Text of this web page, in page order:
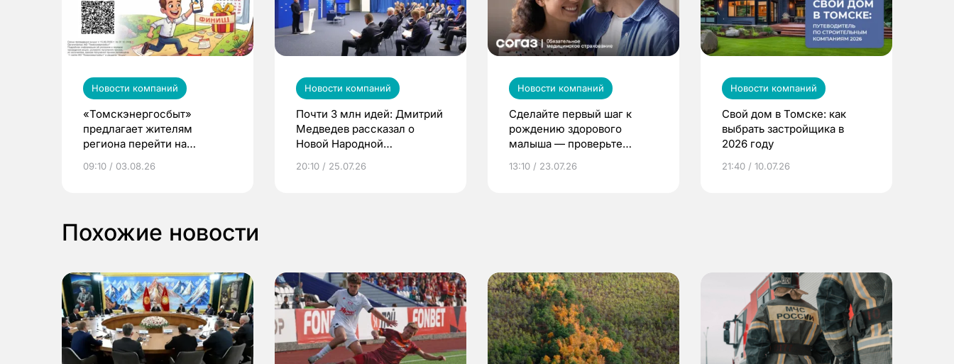
Новости компаний
«Томскэнергосбыт»
предлагает жителям
региона перейти на
выиграть призы
09:10 / 03.08.26
Новости компаний
Почти 3 млн идей: Дмитрий
Медведев рассказал о
Новой Народной
20:10 / 25.07.26
Новости компаний
Сделайте первый шаг к
рождению здорового
малыша — проверьте
по ОМС!
13:10 / 23.07.26
Новости компаний
Свой дом в Томске: как
выбрать застройщика в
2026 году
21:40 / 10.07.26
Похожие новости